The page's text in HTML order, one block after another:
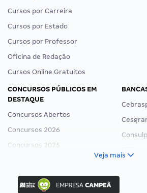
Cursos por Carreira
Cursos por Estado
Cursos por Professor
Oficina de Redação
Cursos Online Gratuitos
CONCURSOS PÚBLICOS EM
DESTAQUE
Concursos Abertos
Concursos 2026
Concursos 2025
Concurso Ibama
Concurso MPU
Veja mais